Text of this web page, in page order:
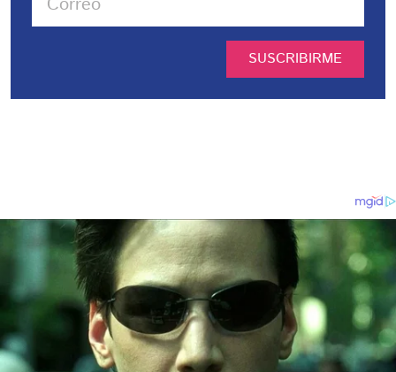
SUSCRIBIRME